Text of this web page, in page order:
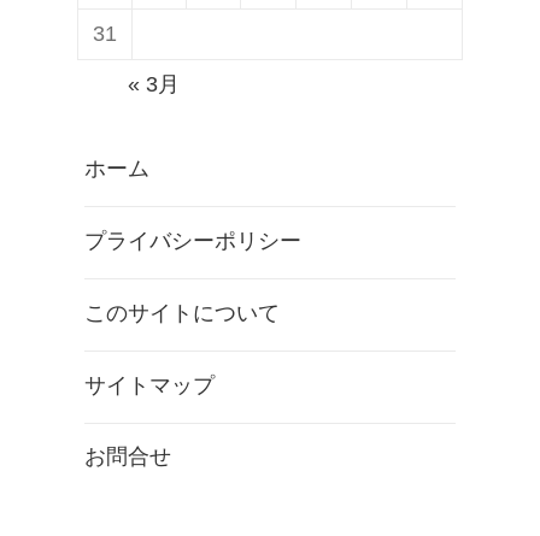
31
« 3月
ホーム
プライバシーポリシー
このサイトについて
サイトマップ
お問合せ